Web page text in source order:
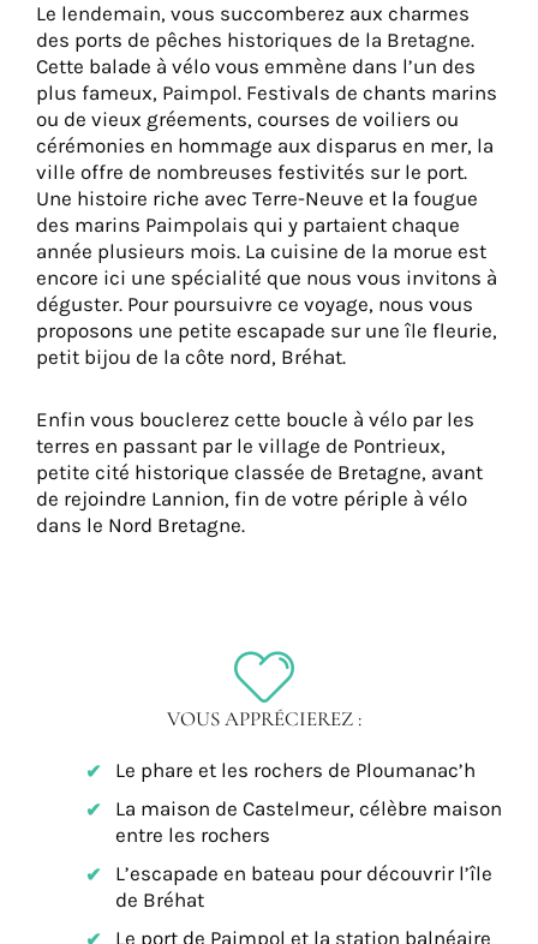
Le lendemain, vous succomberez aux charmes
des ports de pêches historiques de la Bretagne.
Cette balade à vélo vous emmène dans l’un des
plus fameux, Paimpol. Festivals de chants marins
ou de vieux gréements, courses de voiliers ou
cérémonies en hommage aux disparus en mer, la
ville offre de nombreuses festivités sur le port.
Une histoire riche avec Terre-Neuve et la fougue
des marins Paimpolais qui y partaient chaque
année plusieurs mois. La cuisine de la morue est
encore ici une spécialité que nous vous invitons à
déguster. Pour poursuivre ce voyage, nous vous
proposons une petite escapade sur une île fleurie,
petit bijou de la côte nord, Bréhat.
Enfin vous bouclerez cette boucle à vélo par les
terres en passant par le village de Pontrieux,
petite cité historique classée de Bretagne, avant
de rejoindre Lannion, fin de votre périple à vélo
dans le Nord Bretagne.
VOUS APPRÉCIEREZ :
Le phare et les rochers de Ploumanac’h
La maison de Castelmeur, célèbre maison
entre les rochers
L’escapade en bateau pour découvrir l’île
de Bréhat
Le port de Paimpol et la station balnéaire